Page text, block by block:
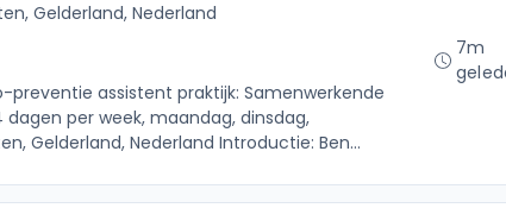
Gelderland, Nederland
assistent praktijk: Samenwerkende
per week, maandag, dinsdag,
Gelderland, Nederland Introductie: Ben...
7m